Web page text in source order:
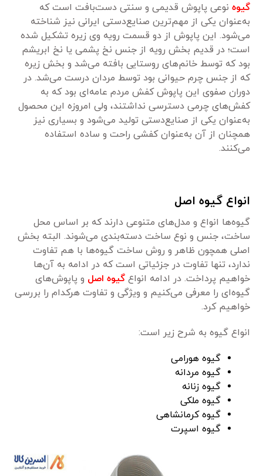
گیوه نوعی پاپوش قدیمی و سنتی دست‌بافت است که
به‌عنوان یکی از مهم‌ترین صنایع‌دستی ایرانی نیز شناخته
می‌شود. این پاپوش از دو قسمت رویه وی زیره تشکیل شده
است؛ در قدیم بخش رویه از جنس نخ پشمی یا نخ ابریشم
بود که توسط خانم‌های روستایی بافته می‌شد و بخش زیره
که از جنس چرم حیوانی بود توسط مردان درست می‌شد. در
دوران صفوی این پاپوش کفش مردم عامه‌ای بود که به
کفش‌های چرمی دسترسی نداشتند، ولی امروزه این محصول
به‌عنوان یکی از صنایع‌دستی تولید می‌شود و بسیاری نیز
همچنان از آن به‌عنوان کفشی راحت و ساده استفاده
می‌کنند.
انواع گیوه اصل
گیوه‌ها انواع و مدل‌های متنوعی دارند که بر اساس محل
ساخت، جنس و نوع ساخت دسته‌بندی می‌شوند. البته بخش
اصلی همچون ظاهر و روش ساخت گیوه‌ها با هم تفاوت
ندارد، تنها تفاوت در جزئیاتی است که در ادامه به آن‌ها
خواهیم پرداخت. در ادامه انواعگیوه اصل و پاپوش‌های
گیوه‌ای را معرفی می‌کنیم و ویژگی و تفاوت هرکدام را بررسی
خواهیم کرد.
انواع گیوه به شرح زیر است:
گیوه هورامی
گیوه مردانه
گیوه زنانه
گیوه ملکی
گیوه کرمانشاهی
گیوه اسپرت